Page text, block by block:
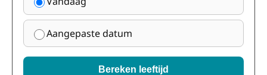
Aangepaste datum
Bereken leeftijd